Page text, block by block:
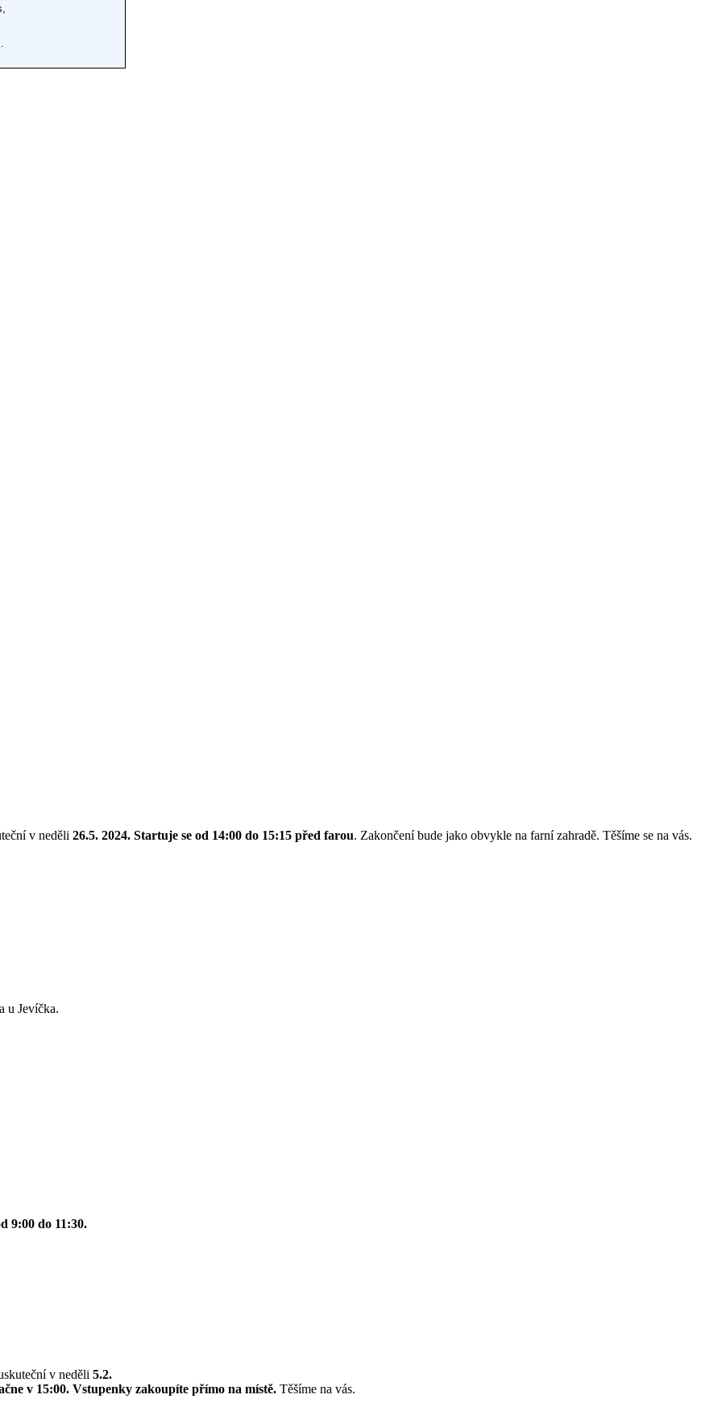
v neděli 26.5. 2024. Startuje se od 14:00 do 15:15 před farou. Zakončení bude jako obvykle na farní zahradě. Těšíme se na vás.
u Jevíčka.
9:00 do 11:30.
v neděli 5.2.
v 15:00. Vstupenky zakoupíte přímo na místě. Těšíme na vás.